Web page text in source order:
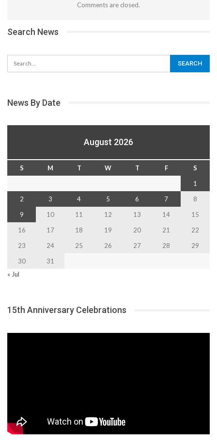
Comments are closed.
Search News
News By Date
August 2026
S M T W T F
S
1
2
3 4 5 6 7
8
9
10 11 12 13 14
15
16
17 18 19 20 21
22
23
24 25 26 27 28
29
30
31
« Jul
15th Anniversary Celebrations